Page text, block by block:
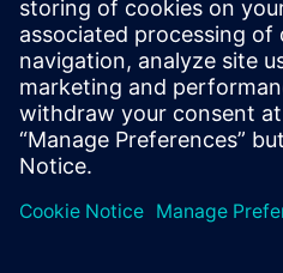
Personalised Quotation
If you require a standard list
example for your purchasing
link below. You first need to
after this a quotation will be
Provide Quotation